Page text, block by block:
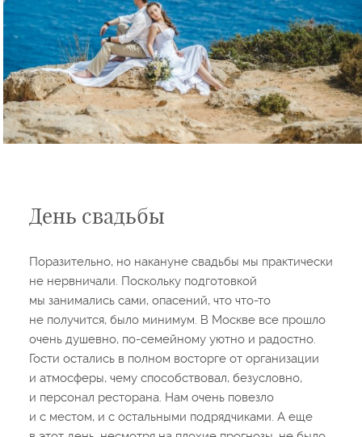
День свадьбы
Поразительно, но накануне свадьбы мы практически
не нервничали. Поскольку подготовкой
мы занимались сами, опасений, что что-то
не получится, было минимум. В Москве все прошло
очень душевно, по-семейному уютно и радостно.
Гости остались в полном восторге от организации
и атмосферы, чему способствовал, безусловно,
и персонал ресторана. Нам очень повезло
и с местом, и с остальными подрядчиками. А еще